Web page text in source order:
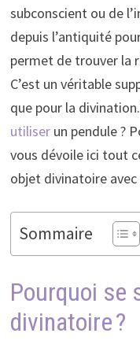
subconscient ou de
depuis l’antiquité
permet de trouver la
C’est un véritable
que pour la
utiliserun pendule ?
vous dévoile ici tout
objet divinatoire avec
Sommaire
Pourquoi se
divinatoire ?